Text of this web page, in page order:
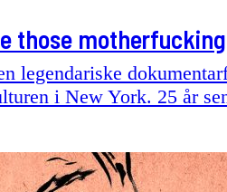
those
legendariske
i New York. 25 år